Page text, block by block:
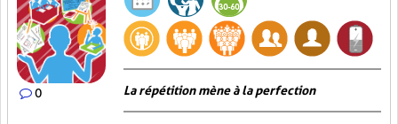
0 La répétition mène à la perfection